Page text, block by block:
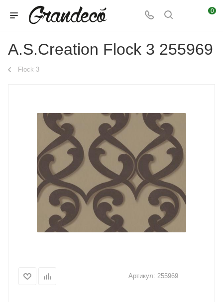
0
A.S.Creation Flock 3 255969
Flock 3
Артикул: 255969